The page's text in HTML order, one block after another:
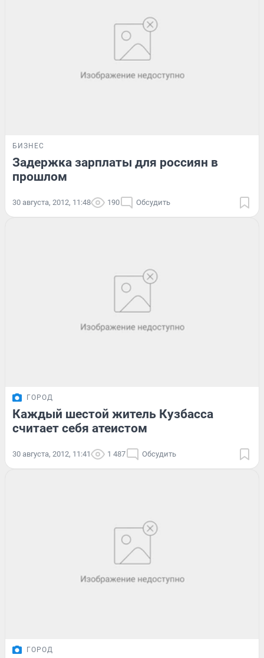
БИЗНЕС
Задержка зарплаты для россиян в
прошлом
30 августа, 2012, 11:48 190 Обсудить
ГОРОД
Каждый шестой житель Кузбасса
считает себя атеистом
30 августа, 2012, 11:41 1 487 Обсудить
ГОРОД